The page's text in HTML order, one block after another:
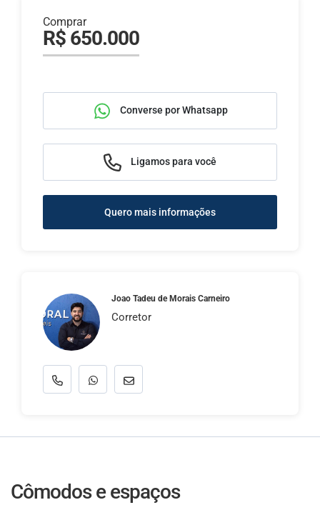
Comprar
R$ 650.000
Converse por Whatsapp
Ligamos para você
Quero mais informações
Joao Tadeu de Morais Carneiro
Corretor
Cômodos e espaços